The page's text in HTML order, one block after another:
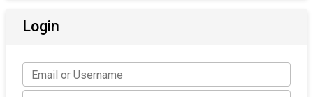
Login